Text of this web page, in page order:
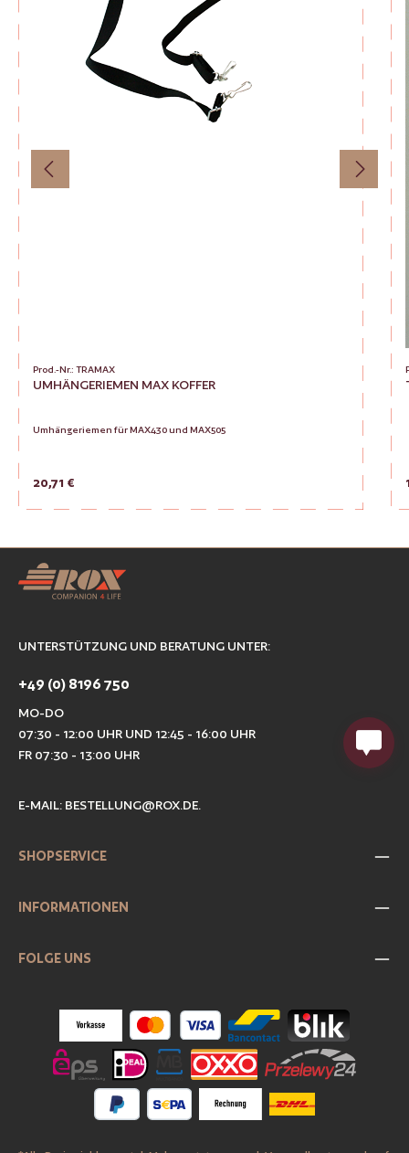
Prod.-Nr.: TRAMAX
UMHÄNGERIEMEN MAX KOFFER
Umhängeriemen für MAX430 und MAX505
Regulärer Preis:
20,71 €
UNTERSTÜTZUNG UND BERATUNG UNTER:
+49 (0) 8196 750
MO-DO
07:30 - 12:00 UHR UND 12:45 - 16:00 UHR
FR 07:30 - 13:00 UHR
E-MAIL: BESTELLUNG@ROX.DE.
SHOPSERVICE
INFORMATIONEN
FOLGE UNS